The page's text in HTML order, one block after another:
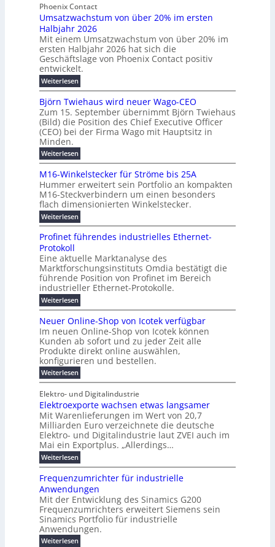
b
r
a
u
c
h
t
m
e
h
r
T
m
p
o
u
n
d
w
e
n
g
e
B
ü
o
k
r
a
i
e
u
b
f
ü
r
m
o
d
e
r
n
e
E
e
r
g
i
e
l
s
u
n
g
e
n
e
N
H
-
S
i
c
h
e
r
u
n
s
l
a
s
t
s
c
h
a
t
e
i
s
t
n
e
i
l
i
g
u
n
g
b
e
i
m
0
2
6
E
u
r
o
e
n
E
t
e
r
a
t
P
l
u
g
F
e
s
t
h
r
f
a
c
h
d
u
r
c
f
ü
h
r
n
g
e
n
f
ü
r
e
ff
i
z
i
n
t
e
r
e
s
K
a
b
e
l
m
a
n
a
e
m
e
n
t
Phoenix Contact
Umsatzwachstum von über 20% im ersten
Halbjahr 2026
Mit einem Umsatzwachstum von über 20% im
ersten Halbjahr 2026 hat sich die
Geschäftslage von Phoenix Contact positiv
entwickelt.
Weiterlesen:
U
m
s
a
t
z
a
c
h
s
t
u
m
v
o
n
ü
r
2
0
%
i
m
e
r
t
e
n
H
a
l
b
j
a
h
r
2
0
2
6
Björn Twiehaus wird neuer Wago-CEO
Zum 15. September übernimmt Björn Twiehaus
(Bild) die Position des Chief Executive Officer
(CEO) bei der Firma Wago mit Hauptsitz in
Minden.
Weiterlesen:
B
ö
r
n
T
w
i
h
u
s
w
r
d
n
e
u
r
W
a
g
o
-
C
E
O
M16-Winkelstecker für Ströme bis 25A
Hummer erweitert sein Portfolio an kompakten
M16-Steckverbindern um einen besonders
flach dimensionierten Winkelstecker.
Weiterlesen:
M
1
6
W
i
n
k
e
l
s
t
e
c
k
e
r
ü
S
t
r
ö
m
e
b
i
s
5
A
Profinet führendes industrielles Ethernet-
Protokoll
Eine aktuelle Marktanalyse des
Marktforschungsinstituts Omdia bestätigt die
führende Position von Profinet im Bereich
industrieller Ethernet-Protokolle.
Weiterlesen:
P
r
o
i
n
e
t
f
ü
h
r
e
n
d
e
s
i
n
u
s
t
r
i
e
l
l
Neuer Online-Shop von Icotek verfügbar
Im neuen Online-Shop von Icotek können
Kunden ab sofort und zu jeder Zeit alle
Produkte direkt online auswählen,
konfigurieren und bestellen.
Weiterlesen:
N
u
e
r
O
n
l
i
n
e
-
S
h
o
p
v
o
n
I
Elektro- und Digitalindustrie
Elektroexporte wachsen etwas langsamer
Mit Warenlieferungen im Wert von 20,7
Milliarden Euro verzeichnete die deutsche
Elektro- und Digitalindustrie laut ZVEI auch im
Mai ein Exportplus. „Allerdings…
Weiterlesen:
E
e
k
t
r
o
e
x
p
Frequenzumrichter für industrielle
Anwendungen
Mit der Entwicklung des Sinamics G200
Frequenzumrichters erweitert Siemens sein
Sinamics Portfolio für industrielle
Anwendungen.
Weiterlesen: